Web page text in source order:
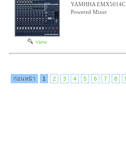
view
YAMHHA
Powered Mixer
ก่อนหน้า 1 2 3 4 5 6 7 8